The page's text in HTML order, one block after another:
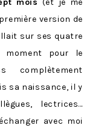
mois (et je me
version de
sur ses quatre
pour le
sa naissance, il y
lectrices…
avec moi